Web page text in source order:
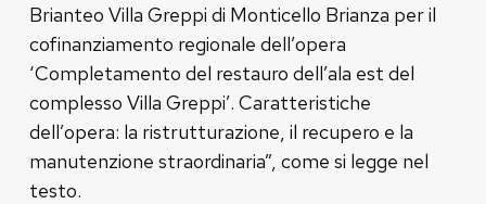
Brianteo Villa Greppi di Monticello Brianza per il
cofinanziamento regionale dell’opera
‘Completamento del restauro dell’ala est del
complesso Villa Greppi’. Caratteristiche
dell’opera: la ristrutturazione, il recupero e la
manutenzione straordinaria”, come si legge nel
testo.